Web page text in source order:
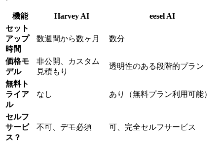
機能 Harvey AI
eesel AI
セット
アップ
時間
数週間から数ヶ月 数分
価格モ
デル
非公開、カスタム
見積もり
透明性のある段階的プラン
無料ト
ライア
ル
なし あり（無料プラン利用可能）
セルフ
サービ
ス？
不可、デモ必須 可、完全セルフサービス